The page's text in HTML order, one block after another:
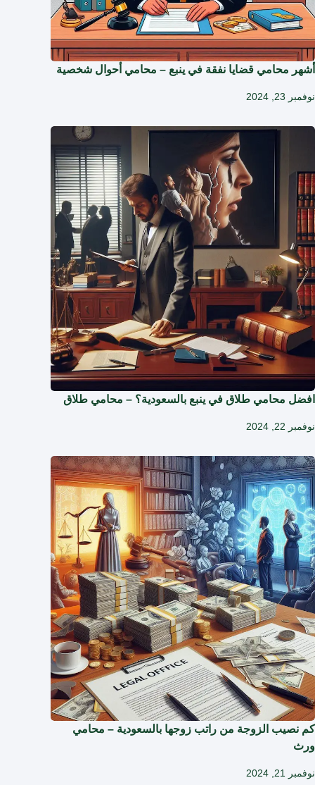
أشهر محامي قضايا نفقة في ينبع – محامي أحوال شخصية
نوفمبر 23, 2024
افضل محامي طلاق في ينبع بالسعودية؟ – محامي طلاق
نوفمبر 22, 2024
كم نصيب الزوجة من راتب زوجها بالسعودية – محامي
ورث
نوفمبر 21, 2024